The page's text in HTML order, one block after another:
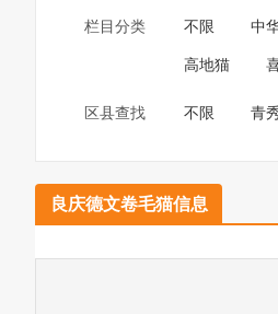
栏目分类 不限 中
高地猫
区县查找 不限 青
良庆德文卷毛猫信息